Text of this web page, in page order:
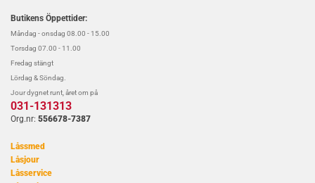
Butikens Öppettider:
Måndag - onsdag 08.00 - 15.00
Torsdag 07.00 - 11.00
Fredag stängt
Lördag & Söndag.
Jour dygnet runt, året om på
031-131313
Org.nr: 556678-7387
Låssmed
Låsjour
Låsservice